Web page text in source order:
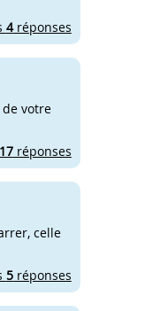
4réponses
votre
17réponses
celle
5réponses